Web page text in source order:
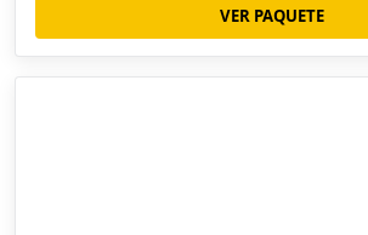
VER PAQUETE